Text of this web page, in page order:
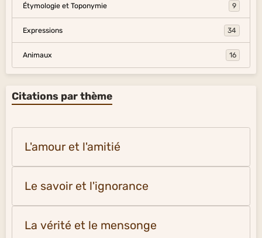
Étymologie et Toponymie 9
Expressions 34
Animaux 16
Citations par thème
L'amour et l'amitié
Le savoir et l'ignorance
La vérité et le mensonge